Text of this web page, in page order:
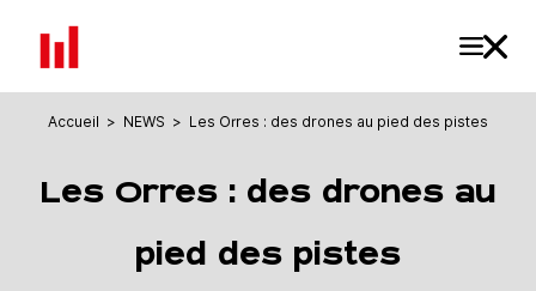
Accueil > NEWS > Les Orres : des drones au pied des pistes
Les Orres : des drones au
pied des pistes